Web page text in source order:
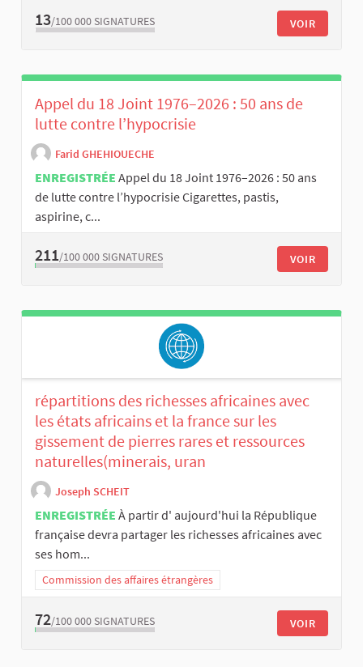
13/100 000 SIGNATURES VOIR
Appel du 18 Joint 1976–2026 : 50 ans de
lutte contre l’hypocrisie
Farid GHEHIOUECHE
ENREGISTRÉE Appel du 18 Joint 1976–2026 : 50 ans
de lutte contre l’hypocrisie Cigarettes, pastis,
aspirine, c...
211/100 000 SIGNATURES VOIR
répartitions des richesses africaines avec
les états africains et la france sur les
gissement de pierres rares et ressources
naturelles(minerais, uran
Joseph SCHEIT
ENREGISTRÉE À partir d' aujourd'hui la République
française devra partager les richesses africaines avec
ses hom...
Commission des affaires étrangères
72/100 000 SIGNATURES VOIR